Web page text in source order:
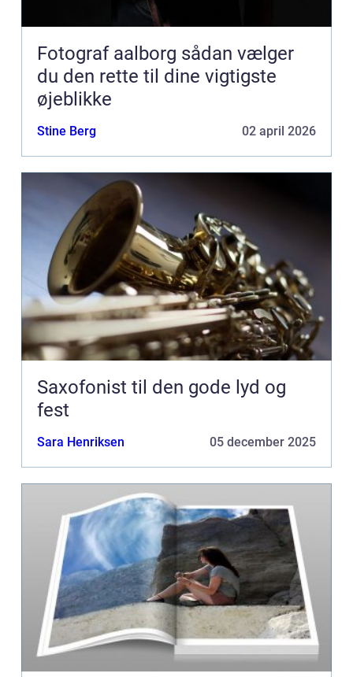
Fotograf aalborg sådan vælger
du den rette til dine vigtigste
øjeblikke
Stine Berg 02 april 2026
Saxofonist til den gode lyd og
fest
Sara Henriksen 05 december 2025